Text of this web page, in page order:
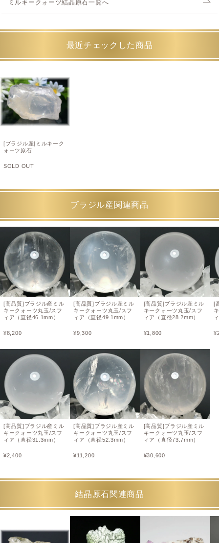
ミルキークォーツ結晶原石一覧へ
最近チェックした商品
[ブラジル産]ミルキーク
ォーツ原石
SOLD OUT
ブラジル産関連商品
[高品質]ブラジル産ミル
キークォーツ丸玉/スフ
ィア（直径46.1mm）
¥8,200
[高品質]ブラジル産ミル
キークォーツ丸玉/スフ
ィア（直径31.3mm）
¥2,400
[高品質]ブラジル産ミル
キークォーツ丸玉/スフ
ィア（直径49.1mm）
¥9,300
[高品質]ブラジル産ミル
キークォーツ丸玉/スフ
ィア（直径52.3mm）
¥11,200
[高品質]ブラジル産ミル
キークォーツ丸玉/スフ
ィア（直径28.2mm）
¥1,800
[高品質]ブラジル産ミル
キークォーツ丸玉/スフ
ィア（直径73.7mm）
¥30,600
[
¥
結晶原石関連商品